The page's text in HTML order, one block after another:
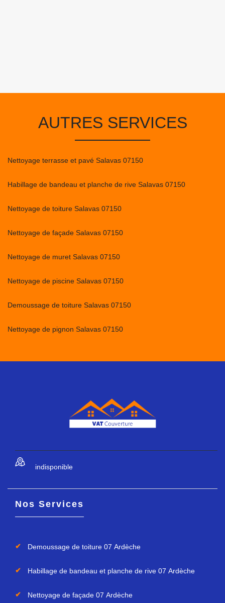
AUTRES SERVICES
Nettoyage terrasse et pavé Salavas 07150
Habillage de bandeau et planche de rive Salavas 07150
Nettoyage de toiture Salavas 07150
Nettoyage de façade Salavas 07150
Nettoyage de muret Salavas 07150
Nettoyage de piscine Salavas 07150
Demoussage de toiture Salavas 07150
Nettoyage de pignon Salavas 07150
indisponible
Nos Services
Demoussage de toiture 07 Ardèche
Habillage de bandeau et planche de rive 07 Ardèche
Nettoyage de façade 07 Ardèche